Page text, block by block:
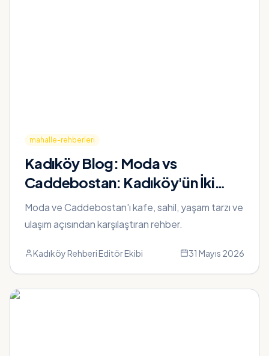
mahalle-rehberleri
Kadıköy Blog: Moda vs
Caddebostan: Kadıköy'ün İki
Sahil Mahallesini Karşılaştırdık
Moda ve Caddebostan'ı kafe, sahil, yaşam tarzı ve
ulaşım açısından karşılaştıran rehber.
Kadıköy Rehberi Editör Ekibi 31 Mayıs 2026